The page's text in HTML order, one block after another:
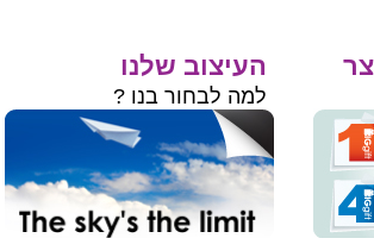
העיצוב שלנו
למה לבחור בנו ?